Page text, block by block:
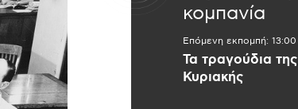
κομπανία
Επόμενη εκπομπή: 13:00
Τα τραγούδια της
Κυριακής